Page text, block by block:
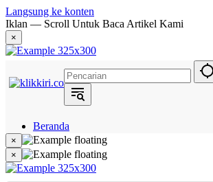
Langsung ke konten
Iklan — Scroll Untuk Baca Artikel Kami
×
Beranda
Hukum
Berita
Politik
Narasi
×
×